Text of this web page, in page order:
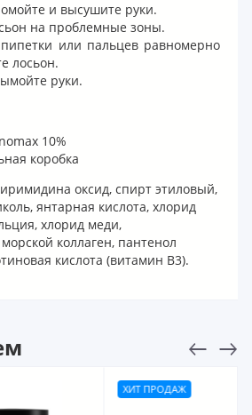
и высушите руки.
на проблемные зоны.
или пальцев равномерно
лосьон.
руки.
10%
коробка
оксид, спирт этиловый,
янтарная кислота, хлорид
хлорид меди,
коллаген, пантенол
кислота (витамин B3).
ХИТ ПРОДАЖ